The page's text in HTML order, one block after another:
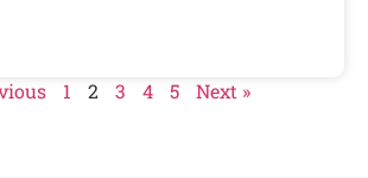
1 2 3 4 5 Next »